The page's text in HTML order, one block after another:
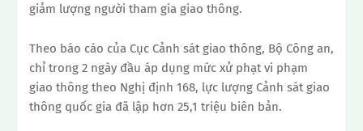
giảm lượng người tham gia giao thông.
Theo báo cáo của Cục Cảnh sát giao thông, Bộ Công an,
chỉ trong 2 ngày đầu áp dụng mức xử phạt vi phạm
giao thông theo Nghị định 168, lực lượng Cảnh sát giao
thông quốc gia đã lập hơn 25,1 triệu biên bản.